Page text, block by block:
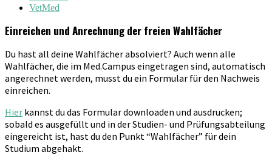
VetMed
Einreichen und Anrechnung der freien Wahlfächer
Du hast all deine Wahlfächer absolviert? Auch wenn alle
Wahlfächer, die im Med.Campus eingetragen sind, automatisch
angerechnet werden, musst du ein Formular für den Nachweis
einreichen.
Hier kannst du das Formular downloaden und ausdrucken;
sobald es ausgefüllt und in der Studien- und Prüfungsabteilung
eingereicht ist, hast du den Punkt “Wahlfächer” für dein
Studium abgehakt.